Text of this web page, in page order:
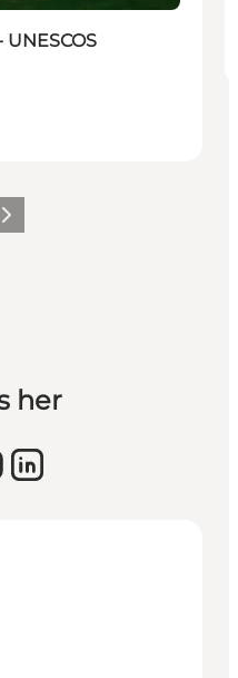
billede
Næste billede
her